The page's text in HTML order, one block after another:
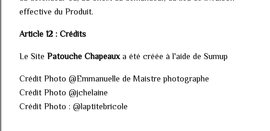
effective du Produit.
Article 12 : Crédits
Le Site Patouche Chapeaux a été créée à l'aide de Sumup
Crédit Photo @Emmanuelle de Maistre photographe
Crédit Photo @jchelaine
Crédit Photo : @laptitebricole